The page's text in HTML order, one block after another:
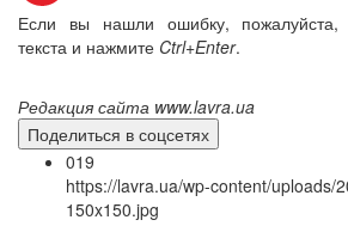
Если вы нашли ошибку, пожалуйста,
текста и нажмите Ctrl+Enter.
Редакция сайта www.lavra.ua
Поделиться в соцсетях
019
https://lavra.ua/wp-content/uploads/
150x150.jpg